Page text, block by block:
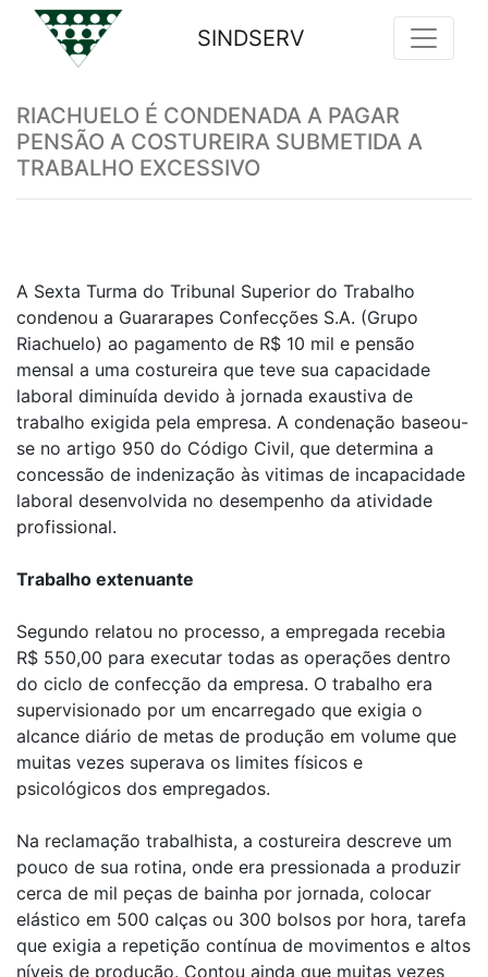
SINDSERV
RIACHUELO É CONDENADA A PAGAR
PENSÃO A COSTUREIRA SUBMETIDA A
TRABALHO EXCESSIVO
A Sexta Turma do Tribunal Superior do Trabalho
condenou a Guararapes Confecções S.A. (Grupo
Riachuelo) ao pagamento de R$ 10 mil e pensão
mensal a uma costureira que teve sua capacidade
laboral diminuída devido à jornada exaustiva de
trabalho exigida pela empresa. A condenação baseou-
se no artigo 950 do Código Civil, que determina a
concessão de indenização às vitimas de incapacidade
laboral desenvolvida no desempenho da atividade
profissional.
Trabalho extenuante
Segundo relatou no processo, a empregada recebia
R$ 550,00 para executar todas as operações dentro
do ciclo de confecção da empresa. O trabalho era
supervisionado por um encarregado que exigia o
alcance diário de metas de produção em volume que
muitas vezes superava os limites físicos e
psicológicos dos empregados.
Na reclamação trabalhista, a costureira descreve um
pouco de sua rotina, onde era pressionada a produzir
cerca de mil peças de bainha por jornada, colocar
elástico em 500 calças ou 300 bolsos por hora, tarefa
que exigia a repetição contínua de movimentos e altos
níveis de produção. Contou ainda que muitas vezes